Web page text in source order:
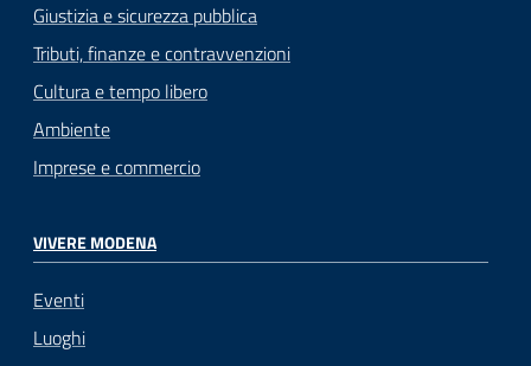
Giustizia e sicurezza pubblica
Tributi, finanze e contravvenzioni
Cultura e tempo libero
Ambiente
Imprese e commercio
VIVERE MODENA
Eventi
Luoghi